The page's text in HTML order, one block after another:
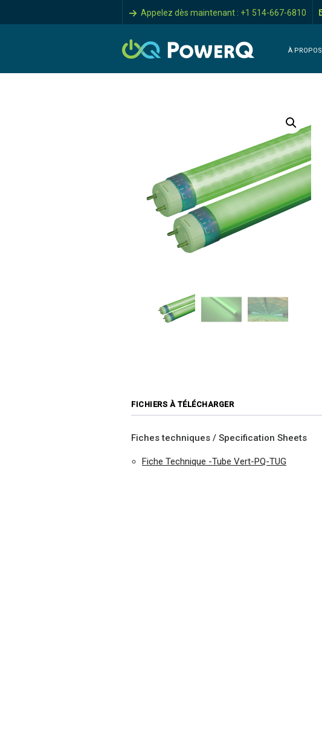
Appelez dès maintenant : +1 514-667-6810
À PROPOS
FICHIERS À TÉLÉCHARGER
Fiches techniques / Specification Sheets
Fiche Technique -Tube Vert-PQ-TUG